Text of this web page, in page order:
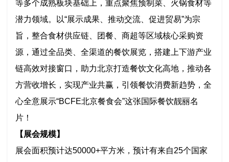
等多个成熟板块基础上，重点聚焦预制菜、火锅食材等
潜力领域。以“展示成果、推动交流、促进贸易”为宗
旨，整合食材供应链、团餐、商超等区域核心采购资
源，通过全品类、全渠道的餐饮展览，搭建上下游产业
链高效对接窗口，助力北京打造餐饮文化高地，推动各
方营收增长，实现产业共赢，引领餐饮消费新趋势，全
心全意展示“BCFE北京餐食会”这张国际餐饮靓丽名
片！
【展会规模】
展会面积预计达50000+平方米，预计有来自25个国家